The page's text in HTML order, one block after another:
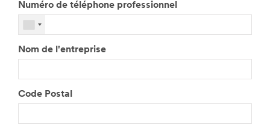
Numéro de téléphone professionnel
Nom de l'entreprise
Code Postal